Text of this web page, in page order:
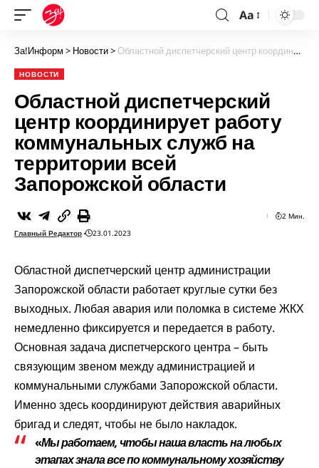
Aa
За!Информ > Новости> Областной диспетчерский центр координирует работу коммунальных служб на территории всей Запорожской области
НОВОСТИ
Областной диспетчерский
центр координирует работу
коммунальных служб на
территории всей
Запорожской области
Главный Редактор 23.01.2023
2 Мин.
Областной диспетчерский центр администрации
Запорожской области работает круглые сутки без
выходных. Любая авария или поломка в системе ЖКХ
немедленно фиксируется и передается в работу.
Основная задача диспетчерского центра – быть
связующим звеном между администрацией и
коммунальными службами Запорожской области.
Именно здесь координируют действия аварийных
бригад и следят, чтобы не было накладок.
«Мы работаем, чтобы наша власть на любых
этапах знала все по коммунальному хозяйству